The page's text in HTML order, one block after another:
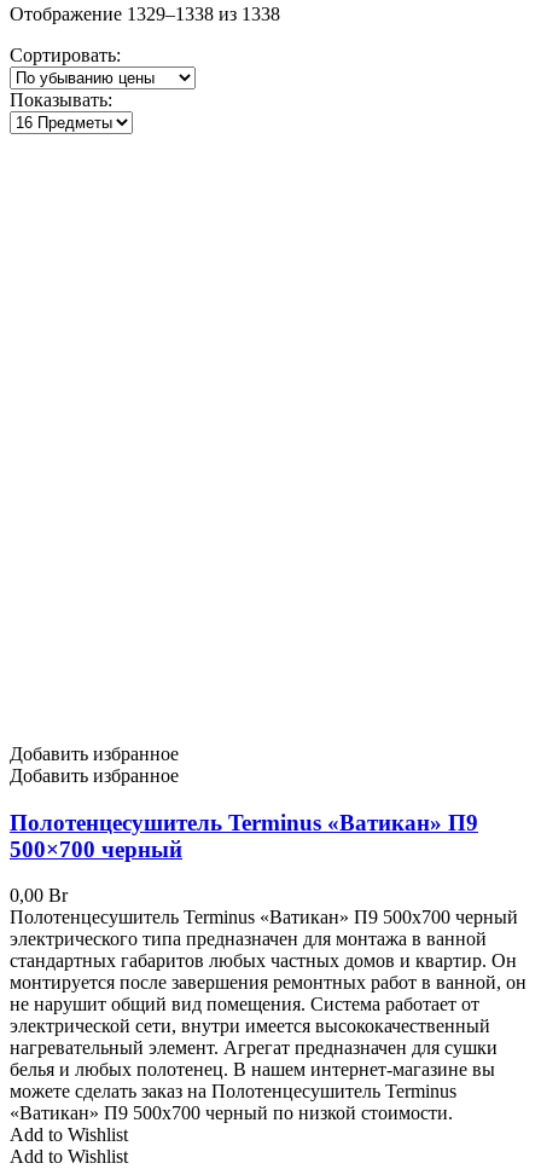
Отображение 1329–1338 из 1338Цены:
Сортировать:
Показывать:
Добавить избранное
Добавить избранное
Полотенцесушитель Terminus «Ватикан» П9
500×700 черный
0,00 Br
Полотенцесушитель Terminus «Ватикан» П9 500x700 черный
электрического типа предназначен для монтажа в ванной
стандартных габаритов любых частных домов и квартир. Он
монтируется после завершения ремонтных работ в ванной, он
не нарушит общий вид помещения. Система работает от
электрической сети, внутри имеется высококачественный
нагревательный элемент. Агрегат предназначен для сушки
белья и любых полотенец. В нашем интернет-магазине вы
можете сделать заказ на Полотенцесушитель Terminus
«Ватикан» П9 500x700 черный по низкой стоимости.
Add to Wishlist
Add to Wishlist